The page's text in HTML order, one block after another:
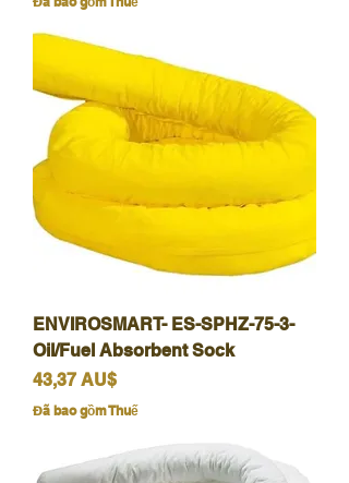
ENVIROSMART- ES-SPHZ-75-3-
Oil/Fuel Absorbent Sock
Giá
43,37 AU$
Đã bao gồm Thuế